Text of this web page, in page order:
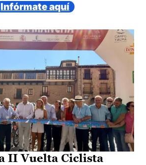
Infórmate aquí
II Vuelta Ciclista